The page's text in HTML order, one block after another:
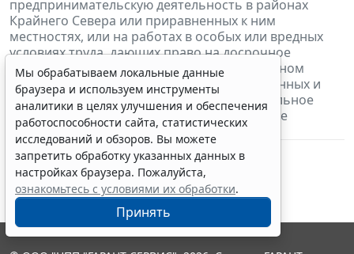
предпринимательскую деятельность в районах
Крайнего Севера или приравненных к ним
местностях, или на работах в особых или вредных
условиях труда, дающих право на досрочное
назначение трудовой пенсии, в добровольном
порядкепредставляютсведения о начисленных и
уплаченных страховых взносах на обязательное
пенсионное страхование и страховом стаже
застрахованного лица
Мы обрабатываем локальные данные
браузера и используем инструменты
аналитики в целях улучшения и обеспечения
работоспособности сайта, статистических
исследований и обзоров. Вы можете
запретить обработку указанных данных в
настройках браузера. Пожалуйста,
ознакомьтесь с условиями их обработки.
Принять